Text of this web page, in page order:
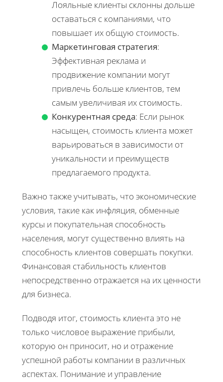
Лояльные клиенты склонны дольше
оставаться с компаниями, что
повышает их общую стоимость.
Маркетинговая стратегия:
Эффективная реклама и
продвижение компании могут
привлечь больше клиентов, тем
самым увеличивая их стоимость.
Конкурентная среда: Если рынок
насыщен, стоимость клиента может
варьироваться в зависимости от
уникальности и преимуществ
предлагаемого продукта.
Важно также учитывать, что экономические
условия, такие как инфляция, обменные
курсы и покупательная способность
населения, могут существенно влиять на
способность клиентов совершать покупки.
Финансовая стабильность клиентов
непосредственно отражается на их ценности
для бизнеса.
Подводя итог, стоимость клиента это не
только числовое выражение прибыли,
которую он приносит, но и отражение
успешной работы компании в различных
аспектах. Понимание и управление